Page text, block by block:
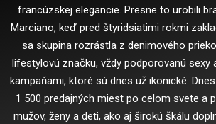
francúzskej elegancie. Presne to urobili
Marciano, keď pred štyridsiatimi rokmi
sa skupina rozrástla z denimového
lifestylovú značku, vždy podporovanú sexy
kampaňami, ktoré sú dnes už ikonické.
1 500 predajných miest po celom svete a
mužov, ženy a deti, ako aj širokú škálu